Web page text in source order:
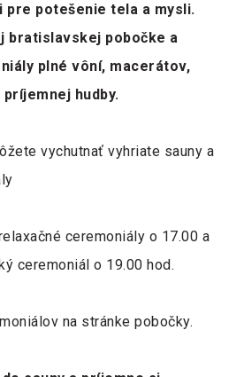
pre potešenie tela a mysli.
bratislavskej pobočke a
plné vôní, macerátov,
hudby.
vychutnať vyhriate sauny a
ceremoniály o 17.00 a
ceremoniál o 19.00 hod.
na stránke pobočky.